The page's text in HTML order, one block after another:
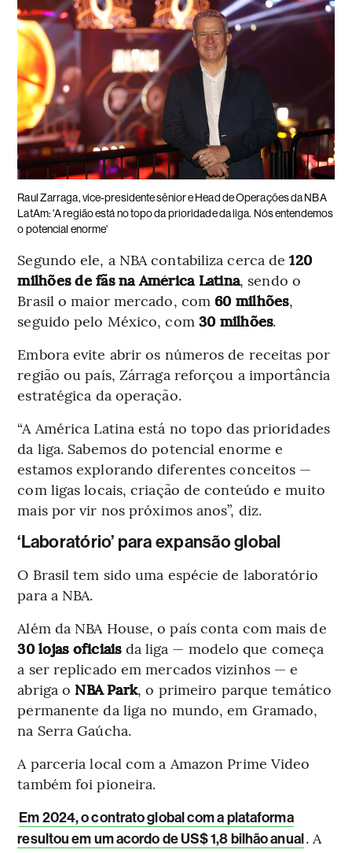
Raul Zarraga, vice-presidente sênior e Head de Operações da NBA
LatAm: 'A região está no topo da prioridade da liga. Nós entendemos
o potencial enorme'
Segundo ele, a NBA contabiliza cerca de120
milhões de fãs na América Latina, sendo o
Brasil o maior mercado, com 60 milhões,
seguido pelo México, com 30 milhões.
Embora evite abrir os números de receitas por
região ou país, Zárraga reforçou a importância
estratégica da operação.
“A América Latina está no topo das prioridades
da liga. Sabemos do potencial enorme e
estamos explorando diferentes conceitos —
com ligas locais, criação de conteúdo e muito
mais por vir nos próximos anos”, diz.
‘Laboratório’ para expansão global
O Brasil tem sido uma espécie de laboratório
para a NBA.
Além da NBA House, o país conta com mais de
30 lojas oficiaisda liga — modelo que começa
a ser replicado em mercados vizinhos — e
abriga o NBA Park, o primeiro parque temático
permanente da liga no mundo, em Gramado,
na Serra Gaúcha.
A parceria local com a Amazon Prime Video
também foi pioneira.
Em 2024, o contrato global com a plataforma
resultou em um acordo de US$ 1,8 bilhão anual. A